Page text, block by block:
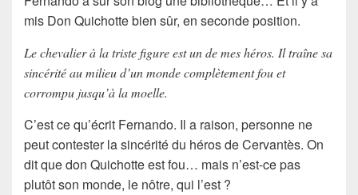
mis Don Quichotte bien sûr, en seconde position.
Le chevalier à la triste figure est un de mes héros. Il traîne sa
sincérité au milieu d’un monde complètement fou et
corrompu jusqu’à la moelle.
C’est ce qu’écrit Fernando. Il a raison, personne ne
peut contester la sincérité du héros de Cervantès. On
dit que don Quichotte est fou… mais n’est-ce pas
plutôt son monde, le nôtre, qui l’est ?